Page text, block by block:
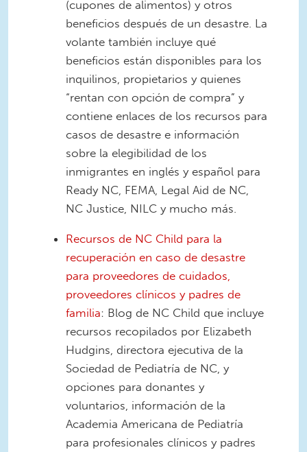
(cupones de alimentos) y otros
beneficios después de un desastre. La
volante también incluye qué
beneficios están disponibles para los
inquilinos, propietarios y quienes
“rentan con opción de compra” y
contiene enlaces de los recursos para
casos de desastre e información
sobre la elegibilidad de los
inmigrantes en inglés y español para
Ready NC, FEMA, Legal Aid de NC,
NC Justice, NILC y mucho más.
Recursos de NC Child para la
recuperación en caso de desastre
para proveedores de cuidados,
proveedores clínicos y padres de
familia: Blog de NC Child que incluye
recursos recopilados por Elizabeth
Hudgins, directora ejecutiva de la
Sociedad de Pediatría de NC, y
opciones para donantes y
voluntarios, información de la
Academia Americana de Pediatría
para profesionales clínicos y padres